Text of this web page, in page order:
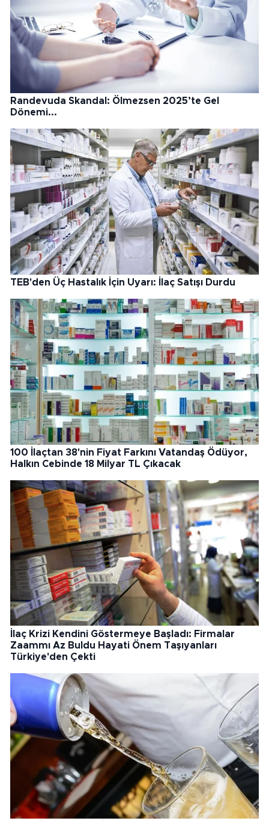
Randevuda Skandal: Ölmezsen 2025’te Gel
Dönemi...
TEB'den Üç Hastalık İçin Uyarı: İlaç Satışı Durdu
100 İlaçtan 38'nin Fiyat Farkını Vatandaş Ödüyor,
Halkın Cebinde 18 Milyar TL Çıkacak
İlaç Krizi Kendini Göstermeye Başladı: Firmalar
Zaammı Az Buldu Hayati Önem Taşıyanları
Türkiye'den Çekti